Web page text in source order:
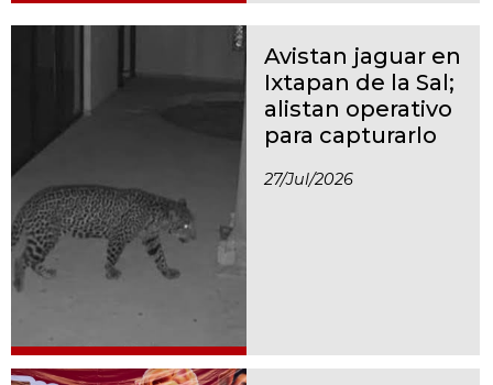
Avistan jaguar en
Ixtapan de la Sal;
alistan operativo
para capturarlo
27/jul/2026